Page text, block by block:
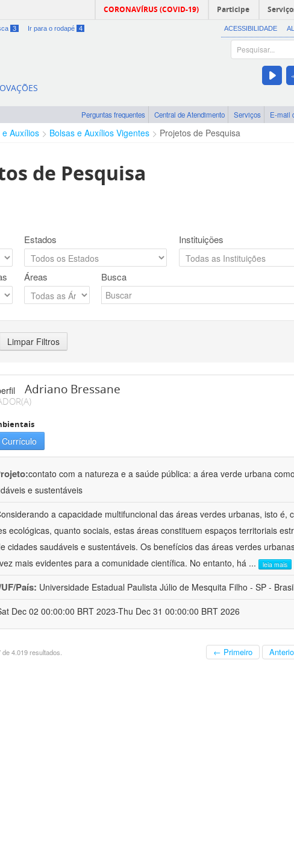
CORONAVÍRUS (COVID-19) Participe
3 Ir para o rodapé 4 ACESSIBILIDADE
Perguntas frequentes Central de Atendimento Serviços E-mail
e Auxílios Bolsas e Auxílios Vigentes Projetos de Pesquisa
de Pesquisa
Estados Instituições
Áreas Busca
Limpar Filtros
Adriano Bressane
Currículo
contato com a natureza e a saúde pública: a área verde urbana
e sustentáveis
a capacidade multifuncional das áreas verdes urbanas, isto é,
ecológicas, quanto sociais, estas áreas constituem espaços territoriais
cidades saudáveis e sustentáveis. Os benefícios das áreas verdes
mais evidentes para a comunidade científica. No entanto, há ... leia mais
País: Universidade Estadual Paulista Júlio de Mesquita Filho - SP - Brasil
Dec 02 00:00:00 BRT 2023-Thu Dec 31 00:00:00 BRT 2026
4.019 resultados. ← Primeiro